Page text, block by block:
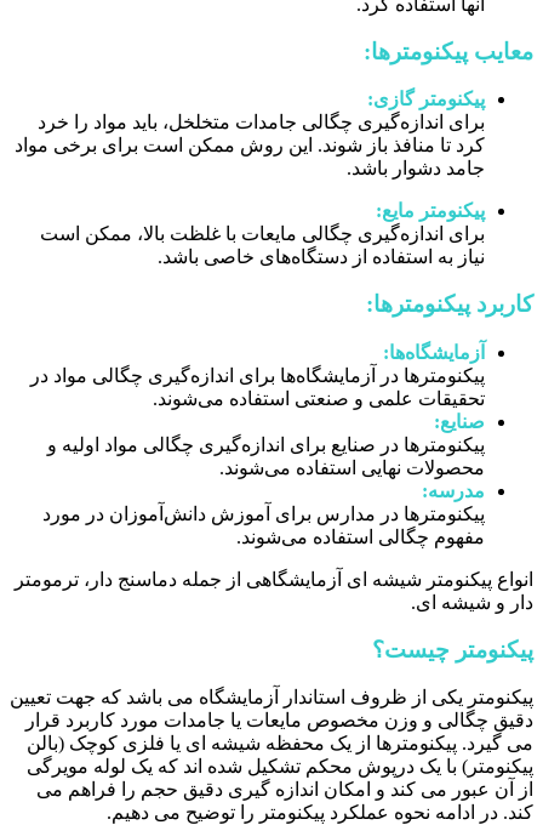
آنها استفاده کرد.
معایب پیکنومترها:
پیکنومتر گازی:
برای اندازه‌گیری چگالی جامدات متخلخل، باید مواد را خرد
کرد تا منافذ باز شوند. این روش ممکن است برای برخی مواد
جامد دشوار باشد.
پیکنومتر مایع:
برای اندازه‌گیری چگالی مایعات با غلظت بالا، ممکن است
نیاز به استفاده از دستگاه‌های خاصی باشد.
کاربرد پیکنومترها:
آزمایشگاه‌ها:
پیکنومترها در آزمایشگاه‌ها برای اندازه‌گیری چگالی مواد در
تحقیقات علمی و صنعتی استفاده می‌شوند.
صنایع:
پیکنومترها در صنایع برای اندازه‌گیری چگالی مواد اولیه و
محصولات نهایی استفاده می‌شوند.
مدرسه:
پیکنومترها در مدارس برای آموزش دانش‌آموزان در مورد
مفهوم چگالی استفاده می‌شوند.
انواع پیکنومتر شیشه ای آزمایشگاهی از جمله دماسنج دار، ترمومتر
دار و شیشه ای.
پیکنومتر چیست؟
پیکنومتر یکی از ظروف استاندار آزمایشگاه می باشد که جهت تعیین
دقیق چگالی و وزن مخصوص مایعات یا جامدات مورد کاربرد قرار
می گیرد. پیکنومترها از یک محفظه شیشه ای یا فلزی کوچک (بالن
پیکنومتر) با یک درپوش محکم تشکیل شده اند که یک لوله مویرگی
از آن عبور می کند و امکان اندازه گیری دقیق حجم را فراهم می
کند. در ادامه نحوه عملکرد پیکنومتر را توضیح می دهیم.